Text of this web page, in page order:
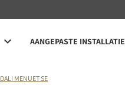
AANGEPASTE INSTALLATIE
DALI MENUET SE